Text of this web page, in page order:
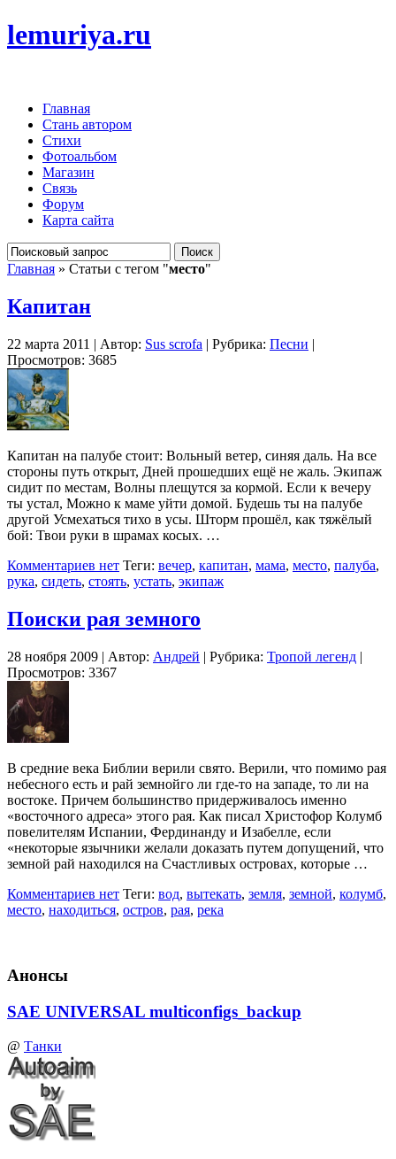
lemuriya.ru
Главная
Стань автором
Стихи
Фотоальбом
Магазин
Связь
Форум
Карта сайта
Главная » Статьи с тегом "место"
Капитан
22 марта 2011 | Автор: Sus scrofa | Рубрика: Песни |
Просмотров: 3685
Капитан на палубе стоит: Вольный ветер, синяя даль. На все
стороны путь открыт, Дней прошедших ещё не жаль. Экипаж
сидит по местам, Волны плещутся за кормой. Если к вечеру
ты устал, Можно к маме уйти домой. Будешь ты на палубе
другой Усмехаться тихо в усы. Шторм прошёл, как тяжёлый
бой: Твои руки в шрамах косых. …
Комментариев нет Теги: вечер, капитан, мама, место, палуба,
рука, сидеть, стоять, устать, экипаж
Поиски рая земного
28 ноября 2009 | Автор: Андрей | Рубрика: Тропой легенд |
Просмотров: 3367
В средние века Библии верили свято. Верили, что помимо рая
небесного есть и рай земнойго ли где-то на западе, то ли на
востоке. Причем большинство придерживалось именно
«восточного адреса» этого рая. Как писал Христофор Колумб
повелителям Испании, Фердинанду и Изабелле, если
«некоторые язычники желали доказать путем допущений, что
земной рай находился на Счастливых островах, которые …
Комментариев нет Теги: вод, вытекать, земля, земной, колумб,
место, находиться, остров, рая, река
Анонсы
SAE UNIVERSAL multiconfigs_backup
@ Танки